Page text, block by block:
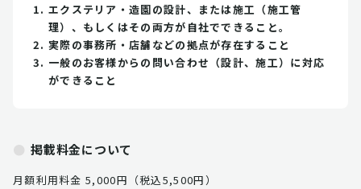
エクステリア・造園の設計、または施工（施工管
理）、もしくはその両方が自社でできること。
実際の事務所・店舗などの拠点が存在すること
一般のお客様からの問い合わせ（設計、施工）に対応
ができること
掲載料金について
月額利用料金 5,000円（税込5,500円）